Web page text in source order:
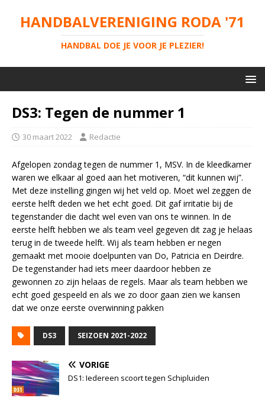
HANDBALVERENIGING RODA '71
HANDBAL DOE JE VOOR JE PLEZIER!
DS3: Tegen de nummer 1
30 maart 2022 Redactie
Afgelopen zondag tegen de nummer 1, MSV. In de kleedkamer
waren we elkaar al goed aan het motiveren, “dit kunnen wij”.
Met deze instelling gingen wij het veld op. Moet wel zeggen de
eerste helft deden we het echt goed. Dit gaf irritatie bij de
tegenstander die dacht wel even van ons te winnen. In de
eerste helft hebben we als team veel gegeven dit zag je helaas
terug in de tweede helft. Wij als team hebben er negen
gemaakt met mooie doelpunten van Do, Patricia en Deirdre.
De tegenstander had iets meer daardoor hebben ze
gewonnen zo zijn helaas de regels. Maar als team hebben we
echt goed gespeeld en als we zo door gaan zien we kansen
dat we onze eerste overwinning pakken
DS3 SEIZOEN 2021-2022
VORIGE
DS1: Iedereen scoort tegen Schipluiden